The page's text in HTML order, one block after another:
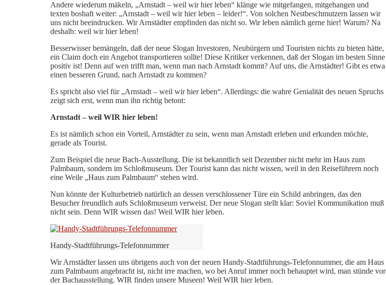
Andere wiederum mäkeln, „Arnstadt – weil wir hier leben“ klänge wie mitgefangen, mitgehangen und
texten boshaft weiter: „Arnstadt – weil wir hier leben – leider!“. Von solchen Nestbeschmutzern lassen wir
uns nicht beeindrucken. Wir Arnstädter empfinden das nicht so. Wir leben nämlich gerne hier! Warum? Na
deshalb: weil wir hier leben!
Besserwisser bemängeln, daß der neue Slogan Investoren, Neubürgern und Touristen nichts zu bieten hätte,
ein Claim doch ein Angebot transportieren sollte! Diese Kritiker verkennen, daß der Slogan im besten Sinne
positiv ist! Denn auf wen trifft man, wenn man nach Arnstadt kommt? Auf uns, die Arnstädter! Gibt es etwa
einen besseren Grund, nach Arnstadt zu kommen?
Es spricht also viel für „Arnstadt – weil wir hier leben“. Allerdings: die wahre Genialität des neuen Spruchs
zeigt sich erst, wenn man ihn richtig betont:
Arnstadt – weil WIR hier leben!
Es ist nämlich schon ein Vorteil, Arnstädter zu sein, wenn man Arnstadt erleben und erkunden möchte,
gerade als Tourist.
Zum Beispiel die neue Bach-Ausstellung. Die ist bekanntlich seit Dezember nicht mehr im Haus zum
Palmbaum, sondern im Schloßmuseum. Der Tourist kann das nicht wissen, weil in den Reiseführern noch
eine Weile „Haus zum Palmbaum“ stehen wird.
Nun könnte der Kulturbetrieb natürlich an dessen verschlossener Türe ein Schild anbringen, das den
Besucher freundlich aufs Schloßmuseum verweist. Der neue Slogan stellt klar: Soviel Kommunikation muß
nicht sein. Denn WIR wissen das! Weil WIR hier leben.
Handy-Stadtführungs-Telefonnummer
Wir Arnstädter lassen uns übrigens auch von der neuen Handy-Stadtführungs-Telefonnummer, die am Haus
zum Palmbaum angebracht ist, nicht irre machen, wo bei Anruf immer noch behauptet wird, man stünde vor
der Bachausstellung. WIR finden unsere Museen! Weil WIR hier leben.